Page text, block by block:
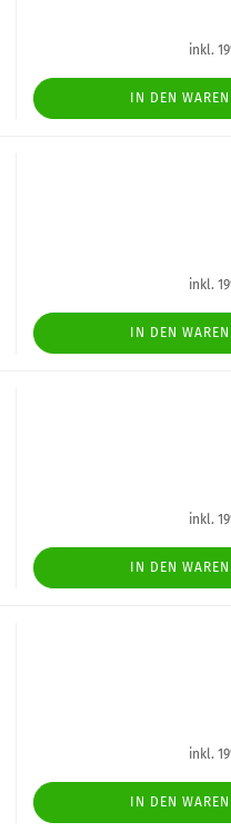
inkl.
IN DEN
inkl.
IN DEN
inkl.
IN DEN
inkl.
IN DEN